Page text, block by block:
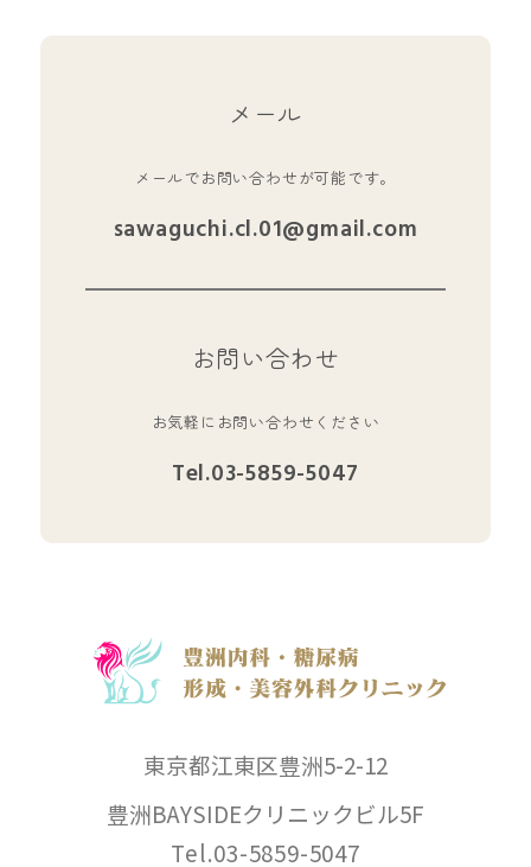
メール
メールでお問い合わせが可能です。
sawaguchi.cl.01@gmail.com
お問い合わせ
お気軽にお問い合わせください
Tel.03-5859-5047
東京都江東区豊洲5-2-12
豊洲BAYSIDEクリニックビル5F
Tel.03-5859-5047